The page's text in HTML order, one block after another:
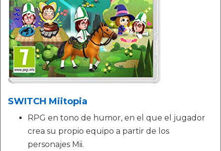
SWITCH Miitopia
RPG en tono de humor, en el que el jugador
crea su propio equipo a partir de los
personajes Mii.